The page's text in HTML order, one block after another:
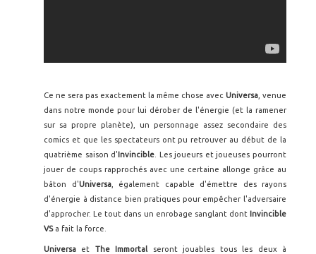
Ce ne sera pas exactement la même chose avec Universa , venue
dans notre monde pour lui dérober de l'énergie (et la ramener
sur sa propre planète), un personnage assez secondaire des
comics et que les spectateurs ont pu retrouver au début de la
quatrième saison d' Invincible . Les joueurs et joueuses pourront
jouer de coups rapprochés avec une certaine allonge grâce au
bâton d'Universa, également capable d'émettre des rayons
d'énergie à distance bien pratiques pour empêcher l'adversaire
d'approcher. Le tout dans un enrobage sanglant dont Invincible
VS a fait la force.
Universa et The Immortal seront jouables tous les deux à